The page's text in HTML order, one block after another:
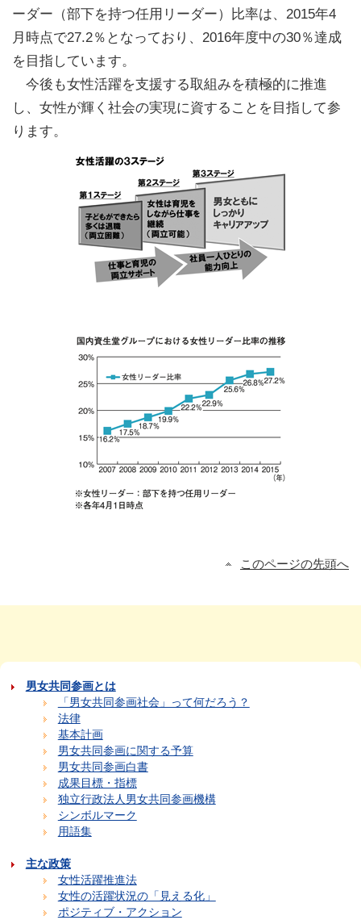
ーダー（部下を持つ任用リーダー）比率は、2015年4
月時点で27.2％となっており、2016年度中の30％達成
を目指しています。
今後も女性活躍を支援する取組みを積極的に推進
し、女性が輝く社会の実現に資することを目指して参
ります。
このページの先頭へ